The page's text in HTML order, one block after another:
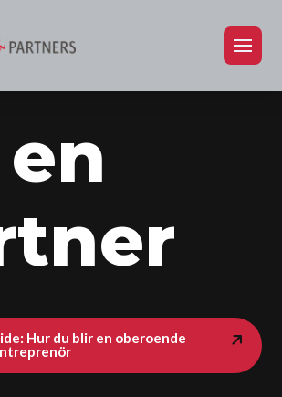
Hur du blir en oberoende